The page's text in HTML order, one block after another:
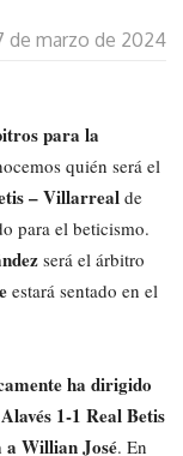
de marzo de 2024
para la
quién será el
– Villarrealde
para el beticismo.
será el árbitro
estará sentado en el
ha dirigido
Alavés 1-1 Real Betis
Willian José. En